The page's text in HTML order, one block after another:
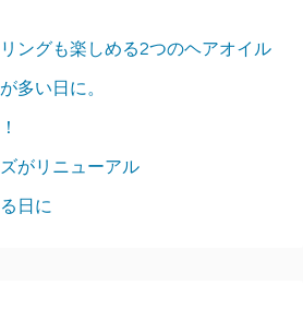
ングも楽しめる2つのヘアオイル
多い日に。
がリニューアル
日に